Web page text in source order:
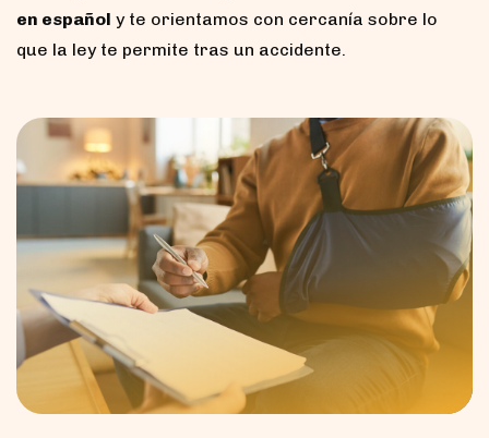
en español y te orientamos con cercanía sobre lo
que la ley te permite tras un accidente.